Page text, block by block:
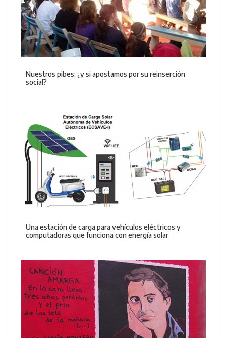
Nuestros pibes: ¿y si apostamos por su reinserción
social?
Una estación de carga para vehículos eléctricos y
computadoras que funciona con energía solar